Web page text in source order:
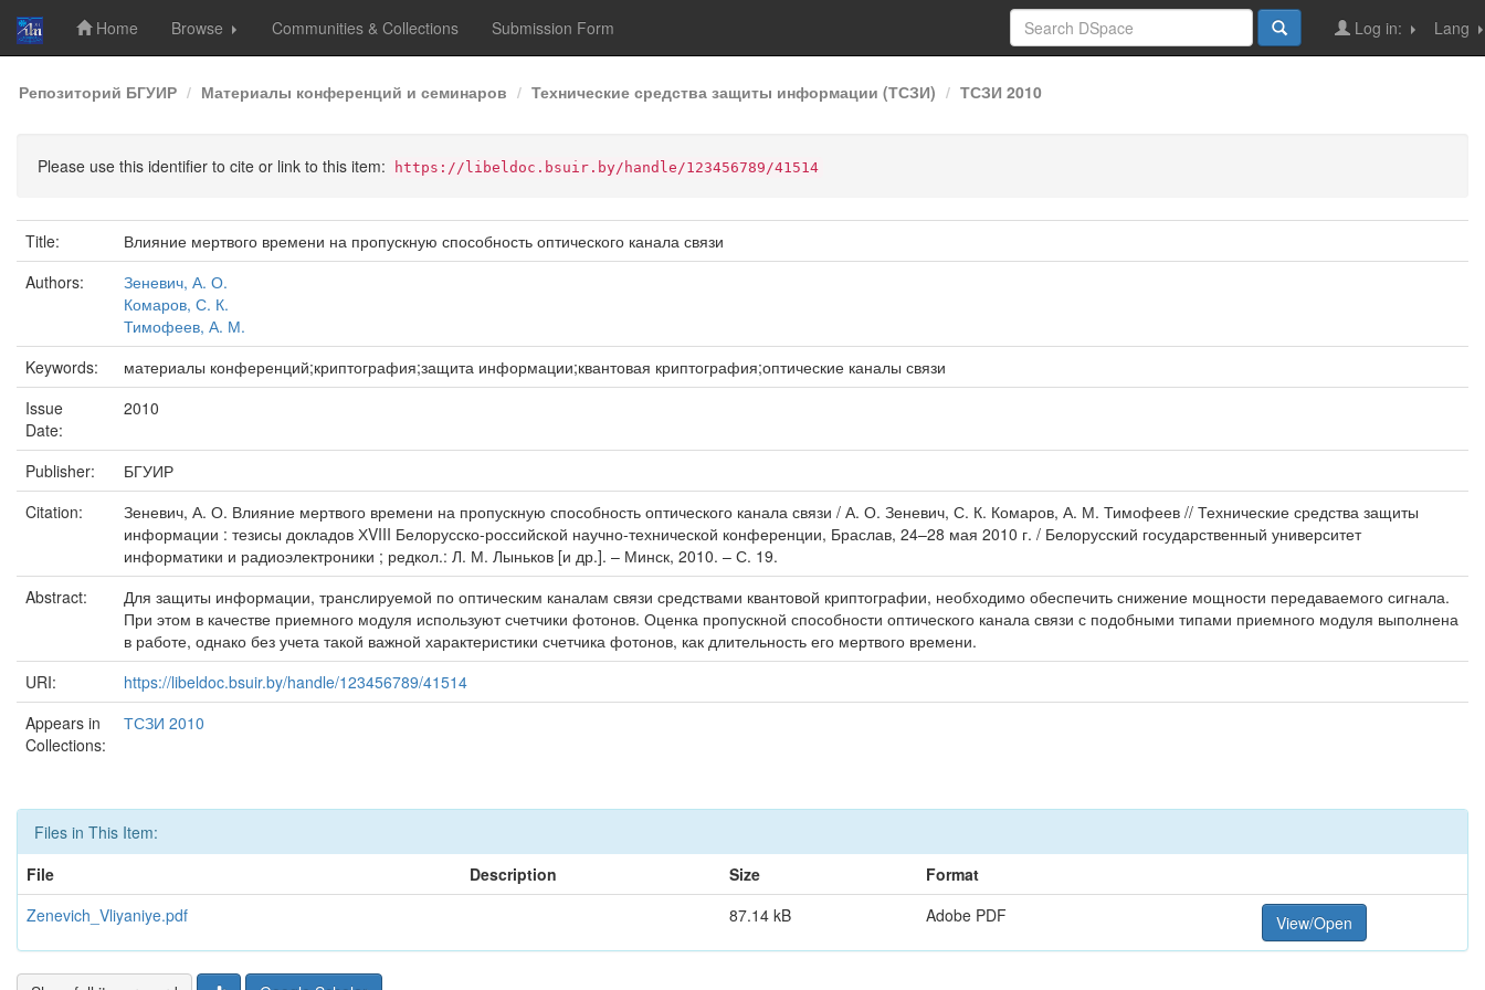
Skip
navigation
Home Browse Communities & Collections Submission Form Lang
Log in:
Репозиторий БГУИР Материалы конференций и семинаров Технические средства защиты информации (ТСЗИ) ТСЗИ 2010
Please use this identifier to cite or link to this item: https://libeldoc.bsuir.by/handle/123456789/41514
Title:
Влияние мертвого времени на пропускную способность оптического канала связи
Authors:
Зеневич, А. О.
Комаров, С. К.
Тимофеев, А. М.
Keywords:
материалы конференций;криптография;защита информации;квантовая криптография;оптические каналы связи
Issue
Date:
2010
Publisher:
БГУИР
Citation:
Зеневич, А. О. Влияние мертвого времени на пропускную способность оптического канала связи / А. О. Зеневич, С. К. Комаров, А. М. Тимофеев // Технические средства защиты
информации : тезисы докладов ХVIII Белорусско-российской научно-технической конференции, Браслав, 24–28 мая 2010 г. / Белорусский государственный университет
информатики и радиоэлектроники ; редкол.: Л. М. Лыньков [и др.]. – Минск, 2010. – С. 19.
Abstract:
Для защиты информации, транслируемой по оптическим каналам связи средствами квантовой криптографии, необходимо обеспечить снижение мощности передаваемого сигнала.
При этом в качестве приемного модуля используют счетчики фотонов. Оценка пропускной способности оптического канала связи с подобными типами приемного модуля выполнена
в работе, однако без учета такой важной характеристики счетчика фотонов, как длительность его мертвого времени.
URI:
https://libeldoc.bsuir.by/handle/123456789/41514
Appears in
Collections:
ТСЗИ 2010
Files in This Item:
File
Description Size
Format
Zenevich_Vliyaniye.pdf
87.14 kB Adobe PDF View/Open